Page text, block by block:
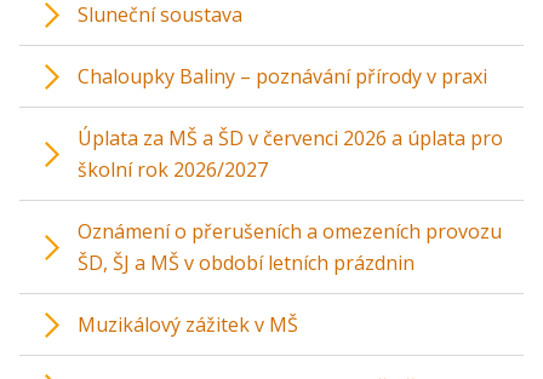
Sluneční soustava
Chaloupky Baliny – poznávání přírody v praxi
Úplata za MŠ a ŠD v červenci 2026 a úplata pro
školní rok 2026/2027
Oznámení o přerušeních a omezeních provozu
ŠD, ŠJ a MŠ v období letních prázdnin
Muzikálový zážitek v MŠ